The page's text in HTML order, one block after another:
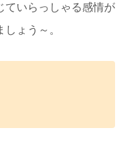
ていらっしゃる感情が
ょう～。